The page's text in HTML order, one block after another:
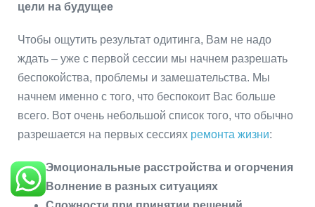
цели на будущее
Чтобы ощутить результат одитинга, Вам не надо
ждать – уже с первой сессии мы начнем разрешать
беспокойства, проблемы и замешательства. Мы
начнем именно с того, что беспокоит Вас больше
всего. Вот очень небольшой список того, что обычно
разрешается на первых сессиях ремонта жизни:
Эмоциональные расстройства и огорчения
Волнение в разных ситуациях